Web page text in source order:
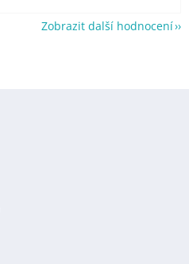
Zobrazit další hodnocení